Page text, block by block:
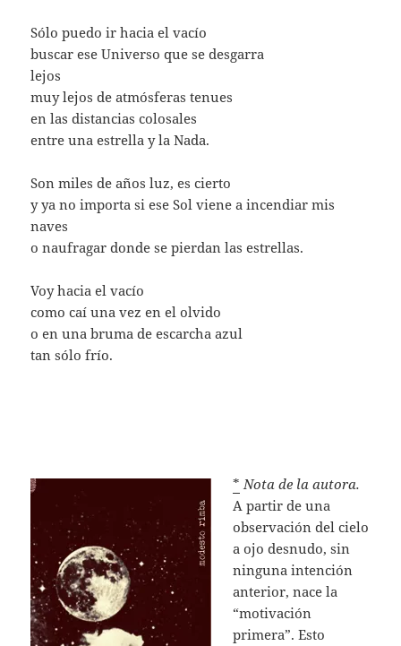
Sólo puedo ir hacia el vacío
buscar ese Universo que se desgarra
lejos
muy lejos de atmósferas tenues
en las distancias colosales
entre una estrella y la Nada.
Son miles de años luz, es cierto
y ya no importa si ese Sol viene a incendiar mis
naves
o naufragar donde se pierdan las estrellas.
Voy hacia el vacío
como caí una vez en el olvido
o en una bruma de escarcha azul
tan sólo frío.
* Nota de la autora.
A partir de una
observación del cielo
a ojo desnudo, sin
ninguna intención
anterior, nace la
“motivación
primera”. Esto